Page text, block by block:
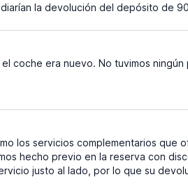
la devolución del depósito de
coche era nuevo. No tuvimos ningún
los servicios complementarios que
hecho previo en la reserva con
justo al lado, por lo que su